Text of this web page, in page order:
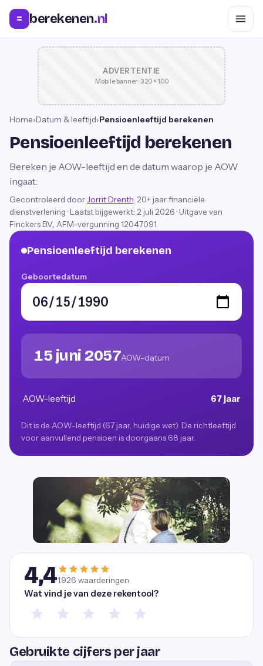
= berekenen.nl
ADVERTENTIE
Mobile banner · 320 × 100
Home›Datum & leeftijd›Pensioenleeftijd berekenen
Pensioenleeftijd berekenen
Bereken je AOW-leeftijd en de datum waarop je AOW
ingaat.
Gecontroleerd door Jorrit Drenth , 20+ jaar financiële
dienstverlening · Laatst bijgewerkt: 2 juli 2026 · Uitgave van
Finckers B.V., AFM-vergunning 12047091
Pensioenleeftijd berekenen
Geboortedatum
15 juni 2057AOW-datum
AOW-leeftijd 67 jaar
Dit is de AOW-leeftijd (67 jaar, huidige wet). De richtleeftijd
voor aanvullend pensioen is doorgaans 68 jaar.
4,41.926 waarderingen
Wat vind je van deze rekentool?
Gebruikte cijfers per jaar